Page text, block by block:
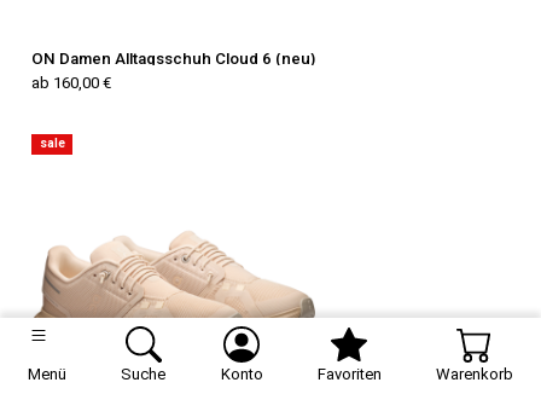
Menü Suche Konto Favoriten Warenkorb
ON Damen Alltagsschuh Cloud 6 (neu)
ab 160,00 €
sale